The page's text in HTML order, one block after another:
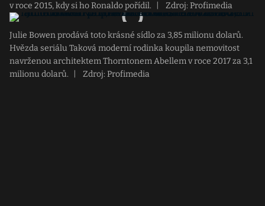
v roce 2015, kdy si ho Ronaldo pořídil.
Zdroj: Profimedia
Julie Bowen prodává toto krásné sídlo za 3,85 milionu dolarů.
Hvězda seriálu Taková moderní rodinka koupila nemovitost
navrženou architektem Thorntonem Abellem v roce 2017 za 3,1
milionu dolarů.
Zdroj: Profimedia